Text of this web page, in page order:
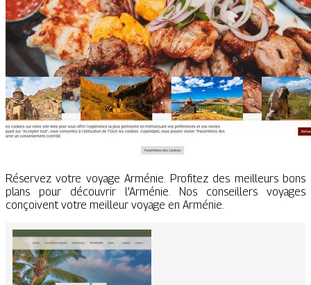
Réservez votre voyage Arménie. Profitez des meilleurs bons
plans pour découvrir l’Arménie. Nos conseillers voyages
conçoivent votre meilleur voyage en Arménie.